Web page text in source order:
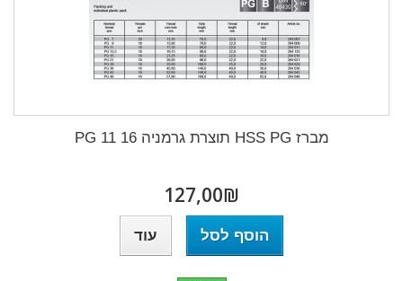
מברז HSS PG תוצרת גרמניה 16 PG 11
₪‎127,00
הוסף לסל עוד